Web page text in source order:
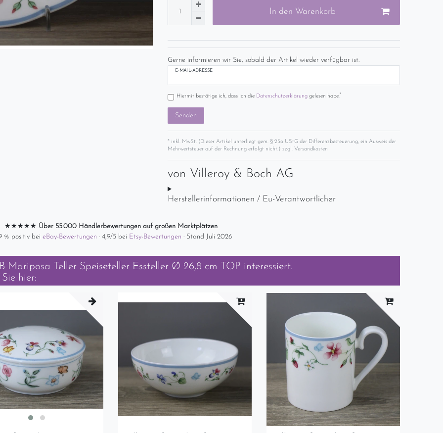
In den Warenkorb
Gerne informieren wir Sie, sobald der Artikel wieder verfügbar ist.
E-MAIL-ADRESSE
Hiermit bestätige ich, dass ich die Daten­schutz­erklärunggelesen habe.*
Senden
* inkl. MwSt. (Dieser Artikel unterliegt gem. § 25a UStG der Differenzbesteuerung, ein Ausweis der
Mehrwertsteuer auf der Rechnung erfolgt nicht.) zzgl. Versandkosten
von Villeroy & Boch AG
Herstellerinformationen / Eu-Verantwortlicher
★★★★★ Über 55.000 Händlerbewertungen auf großen Marktplätzen
% positiv bei eBay-Bewertungen · 4,9/5 bei Etsy-Bewertungen · Stand Juli 2026
Mariposa Teller Speiseteller Essteller Ø 26,8 cm TOP interessiert.
hier: